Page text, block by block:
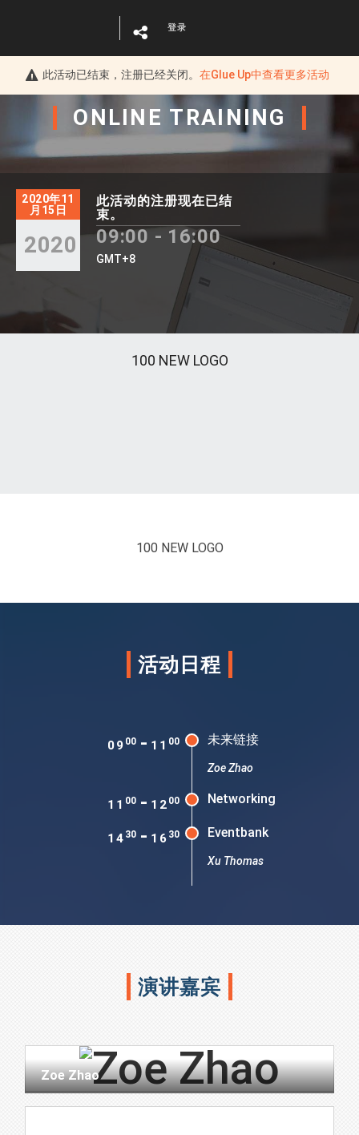
此活动已结束，注册已经关闭。 在Glue Up中查看更多活动
登录
ONLINE TRAINING
2020年11
月15日
2020
此活动的注册现在已结
束。
09:00 - 16:00
GMT+8
100 NEW LOGO
100 NEW LOGO
活动日程
09 00 - 11 00 未来链接
Zoe Zhao
11 00 - 12 00 Networking
14 30 - 16 30 Eventbank
Xu Thomas
演讲嘉宾
Zoe Zhao